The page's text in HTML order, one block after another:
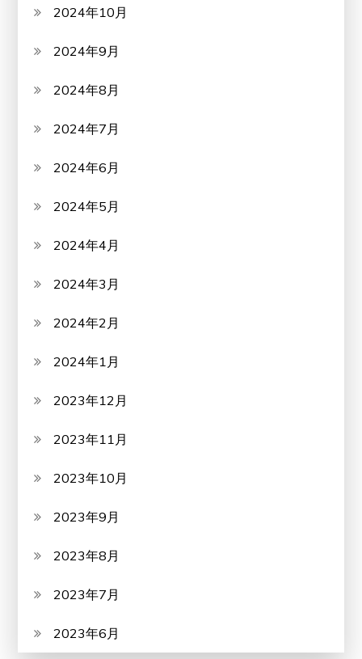
2024年10月
2024年9月
2024年8月
2024年7月
2024年6月
2024年5月
2024年4月
2024年3月
2024年2月
2024年1月
2023年12月
2023年11月
2023年10月
2023年9月
2023年8月
2023年7月
2023年6月